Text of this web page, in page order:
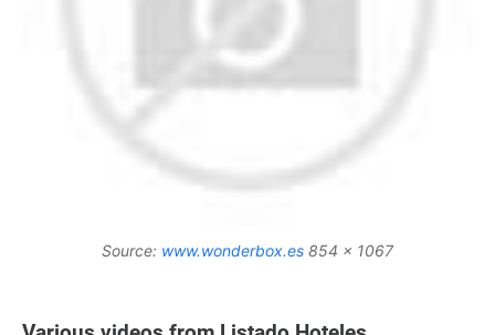
Source: www.wonderbox.es 854 x 1067